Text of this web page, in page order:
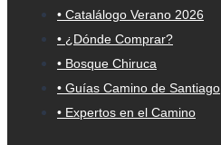
• Catalálogo Verano 2026
• ¿Dónde Comprar?
• Bosque Chiruca
• Guías Camino de Santiago
• Expertos en el Camino